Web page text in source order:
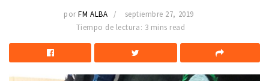
por FM ALBA
septiembre 27, 2019
Tiempo de lectura: 3 mins read